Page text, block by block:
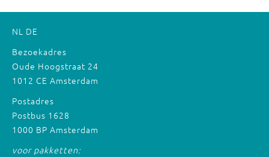
NL DE
Bezoekadres
Oude Hoogstraat 24
1012 CE Amsterdam
Postadres
Postbus 1628
1000 BP Amsterdam
voor pakketten: